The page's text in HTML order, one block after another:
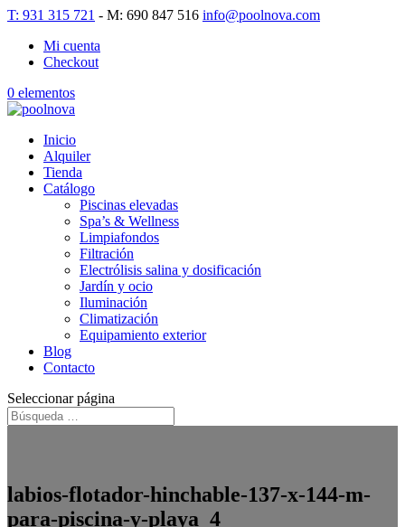
T: 931 315 721 - M: 690 847 516 info@poolnova.com
Mi cuenta
Checkout
0 elementos
Inicio
Alquiler
Tienda
Catálogo
Piscinas elevadas
Spa’s & Wellness
Limpiafondos
Filtración
Electrólisis salina y dosificación
Jardín y ocio
Iluminación
Climatización
Equipamiento exterior
Blog
Contacto
Seleccionar página
labios-flotador-hinchable-137-x-144-m-
para-piscina-y-playa_4_